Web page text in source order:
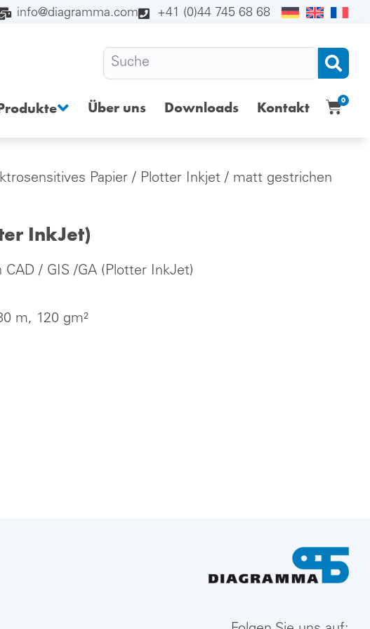
info@diagramma.com +41 (0)44 745 68 68
Über uns Downloads Kontakt 0
Papier / Plotter Inkjet / matt gestrichen
InkJet)
/ GIS /GA (Plotter InkJet)
m, 120 gm²